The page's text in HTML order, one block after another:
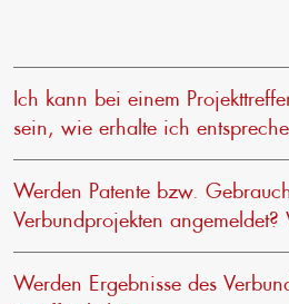
Ich kann bei einem
sein, wie erhalte ich
wie erhalte ich entsprechende
Werden Patente bzw.
Verbundprojekten
unterschiedlich gehandhabt und
Werden Ergebnisse des